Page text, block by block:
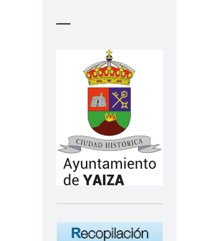
—